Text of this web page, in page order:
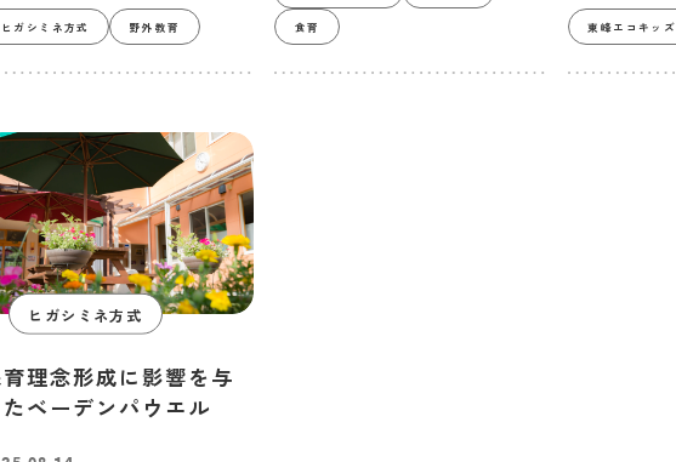
ヒガシミネ方式 野外教育 食育 東峰エコキッズ
ヒガシミネ方式
理念形成に影響を与
ベーデンパウエル